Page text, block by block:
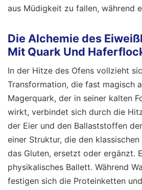
aus Müdigkeit zu fallen, während
Die Alchemie des
Mit Quark Und
In der Hitze des Ofens vollzieht
Transformation, die fast magisch
Magerquark, der in seiner kalten
wirkt, verbindet sich durch die
der Eier und den Ballaststoffen
einer Struktur, die den klassischen
das Gluten, ersetzt oder ergänzt.
physikalisches Ballett. Während
festigen sich die Proteinketten